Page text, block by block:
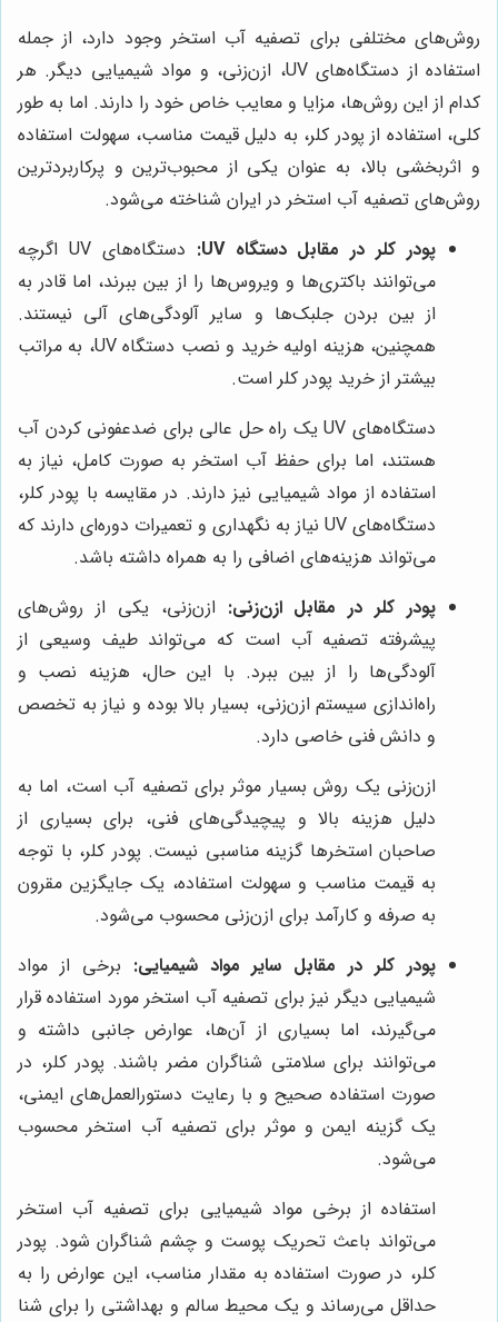
روش‌های مختلفی برای تصفیه آب استخر وجود دارد، از جمله
استفاده از دستگاه‌های UV، ازن‌زنی، و مواد شیمیایی دیگر. هر
کدام از این روش‌ها، مزایا و معایب خاص خود را دارند. اما به طور
کلی، استفاده از پودر کلر، به دلیل قیمت مناسب، سهولت استفاده
و اثربخشی بالا، به عنوان یکی از محبوب‌ترین و پرکاربردترین
روش‌های تصفیه آب استخر در ایران شناخته می‌شود.
پودر کلر در مقابل دستگاه UV:
دستگاه‌های UV اگرچه
می‌توانند باکتری‌ها و ویروس‌ها را از بین ببرند، اما قادر به
از بین بردن جلبک‌ها و سایر آلودگی‌های آلی نیستند.
همچنین، هزینه اولیه خرید و نصب دستگاه UV، به مراتب
بیشتر از خرید پودر کلر است.
دستگاه‌های UV یک راه حل عالی برای ضدعفونی کردن آب
هستند، اما برای حفظ آب استخر به صورت کامل، نیاز به
استفاده از مواد شیمیایی نیز دارند. در مقایسه با پودر کلر،
دستگاه‌های UV نیاز به نگهداری و تعمیرات دوره‌ای دارند که
می‌تواند هزینه‌های اضافی را به همراه داشته باشد.
پودر کلر در مقابل ازن‌زنی: ازن‌زنی، یکی از روش‌های
پیشرفته تصفیه آب است که می‌تواند طیف وسیعی از
آلودگی‌ها را از بین ببرد. با این حال، هزینه نصب و
راه‌اندازی سیستم ازن‌زنی، بسیار بالا بوده و نیاز به تخصص
و دانش فنی خاصی دارد.
ازن‌زنی یک روش بسیار موثر برای تصفیه آب است، اما به
دلیل هزینه بالا و پیچیدگی‌های فنی، برای بسیاری از
صاحبان استخرها گزینه مناسبی نیست. پودر کلر، با توجه
به قیمت مناسب و سهولت استفاده، یک جایگزین مقرون
به صرفه و کارآمد برای ازن‌زنی محسوب می‌شود.
پودر کلر در مقابل سایر مواد شیمیایی: برخی از مواد
شیمیایی دیگر نیز برای تصفیه آب استخر مورد استفاده قرار
می‌گیرند، اما بسیاری از آن‌ها، عوارض جانبی داشته و
می‌توانند برای سلامتی شناگران مضر باشند. پودر کلر، در
صورت استفاده صحیح و با رعایت دستورالعمل‌های ایمنی،
یک گزینه ایمن و موثر برای تصفیه آب استخر محسوب
می‌شود.
استفاده از برخی مواد شیمیایی برای تصفیه آب استخر
می‌تواند باعث تحریک پوست و چشم شناگران شود. پودر
کلر، در صورت استفاده به مقدار مناسب، این عوارض را به
حداقل می‌رساند و یک محیط سالم و بهداشتی را برای شنا